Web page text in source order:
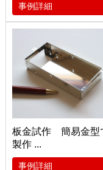
事例詳細
板金試作 簡易金型
製作 ...
事例詳細